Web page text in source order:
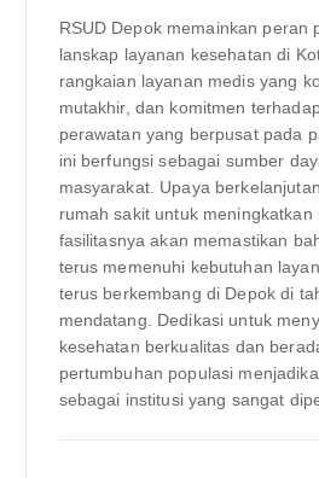
RSUD Depok memainkan peran
lanskap layanan kesehatan di
rangkaian layanan medis yang
mutakhir, dan komitmen
perawatan yang berpusat pada
ini berfungsi sebagai sumber
masyarakat. Upaya
rumah sakit untuk meningkatkan
fasilitasnya akan memastikan
terus memenuhi kebutuhan
terus berkembang di Depok di
mendatang. Dedikasi untuk
kesehatan berkualitas dan
pertumbuhan populasi
sebagai institusi yang sangat